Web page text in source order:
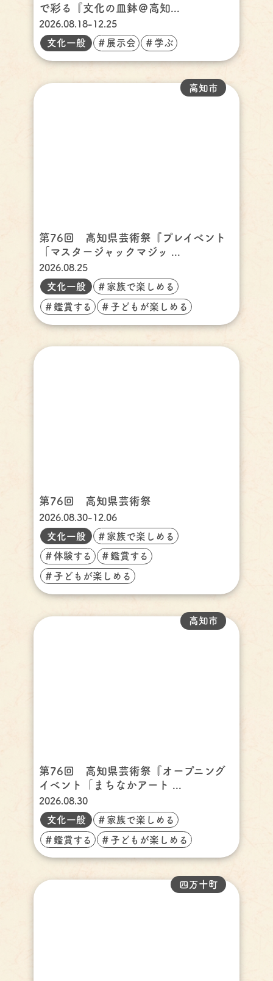
で彩る『文化の皿鉢＠高知...
2026.08.18-12.25
文化一般
＃展示会 ＃学ぶ
第76回 高知県芸術祭『プレイベント
「マスタージャックマジッ ...
高知市
2026.08.25
文化一般
＃家族で楽しめる
＃鑑賞する ＃子どもが楽しめる
第76回 高知県芸術祭
2026.08.30-12.06
文化一般
＃家族で楽しめる
＃体験する ＃鑑賞する
＃子どもが楽しめる
第76回 高知県芸術祭『オープニング
イベント「まちなかアート ...
高知市
2026.08.30
文化一般
＃家族で楽しめる
＃鑑賞する ＃子どもが楽しめる
四万十町